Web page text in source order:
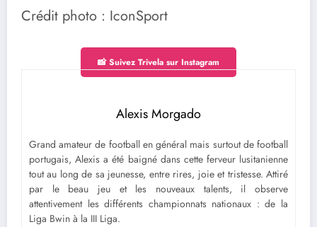
Crédit photo : IconSport
📸 Suivez Trivela sur Instagram
Alexis Morgado
Grand amateur de football en général mais surtout de football
portugais, Alexis a été baigné dans cette ferveur lusitanienne
tout au long de sa jeunesse, entre rires, joie et tristesse. Attiré
par le beau jeu et les nouveaux talents, il observe
attentivement les différents championnats nationaux : de la
Liga Bwin à la III Liga.